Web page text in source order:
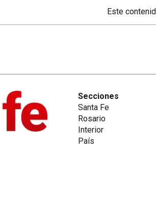
Este
Secciones
Santa Fe
Rosario
Interior
País